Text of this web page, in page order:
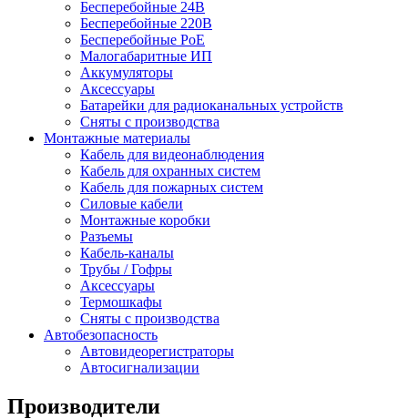
Бесперебойные 24В
Бесперебойные 220В
Бесперебойные PoE
Малогабаритные ИП
Аккумуляторы
Аксессуары
Батарейки для радиоканальных устройств
Сняты с производства
Монтажные материалы
Кабель для видеонаблюдения
Кабель для охранных систем
Кабель для пожарных систем
Силовые кабели
Монтажные коробки
Разъемы
Кабель-каналы
Трубы / Гофры
Аксессуары
Термошкафы
Сняты с производства
Автобезопасность
Автовидеорегистраторы
Автосигнализации
Производители